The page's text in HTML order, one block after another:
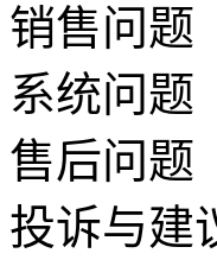
销售问题
系统问题
售后问题
投诉与建